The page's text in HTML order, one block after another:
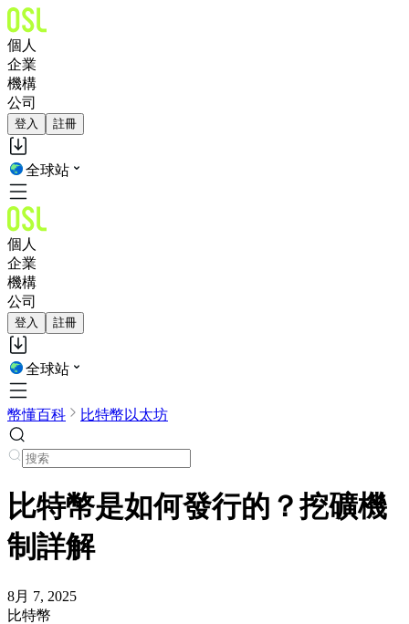
個人
企業
機構
公司
登入 註冊
全球站
個人
企業
機構
公司
登入 註冊
全球站
幣懂百科 比特幣以太坊
比特幣是如何發行的？挖礦機
制詳解
8月 7, 2025
比特幣